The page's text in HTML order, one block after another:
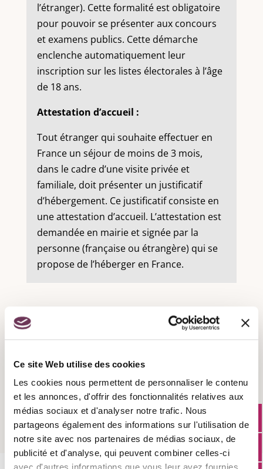
Ce site Web utilise des cookies
Les cookies nous permettent de personnaliser le contenu
et les annonces, d'offrir des fonctionnalités relatives aux
médias sociaux et d'analyser notre trafic. Nous
partageons également des informations sur l'utilisation de
notre site avec nos partenaires de médias sociaux, de
publicité et d'analyse, qui peuvent combiner celles-ci
l’étranger). Cette formalité est obligatoire
pour pouvoir se présenter aux concours
et examens publics. Cette démarche
enclenche automatiquement leur
inscription sur les listes électorales à l’âge
de 18 ans.
Attestation d’accueil :
Tout étranger qui souhaite effectuer en
France un séjour de moins de 3 mois,
dans le cadre d’une visite privée et
familiale, doit présenter un justificatif
d’hébergement. Ce justificatif consiste en
une attestation d’accueil. L’attestation est
demandée en mairie et signée par la
personne (française ou étrangère) qui se
propose de l’héberger en France.
Attestation d'accueil :